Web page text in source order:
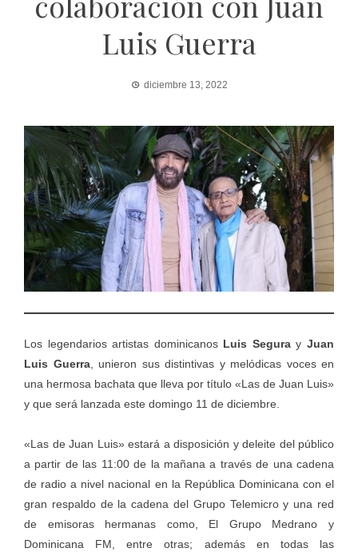
Luis Guerra
diciembre 13, 2022
Los legendarios artistas dominicanos Luis SegurayJuan
Luis Guerra, unieron sus distintivas y melódicas voces en
una hermosa bachata que lleva por título «Las de Juan Luis»
y que será lanzada este domingo 11 de diciembre.
«Las de Juan Luis» estará a disposición y deleite del público
a partir de las 11:00 de la mañana a través de una cadena
de radio a nivel nacional en la República Dominicana con el
gran respaldo de la cadena del Grupo Telemicro y una red
de emisoras hermanas como, El Grupo Medrano y
Dominicana FM, entre otras; además en todas las